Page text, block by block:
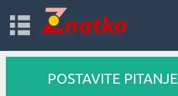
POSTAVITE PITANJE